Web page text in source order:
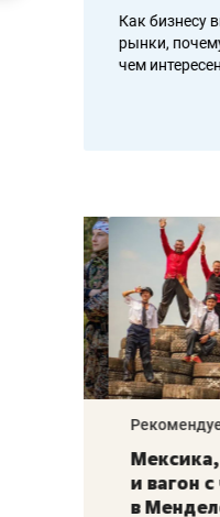
Как бизнесу
рынки, почему
чем интересен
Рекомендуем
Мексика,
и вагон с
в